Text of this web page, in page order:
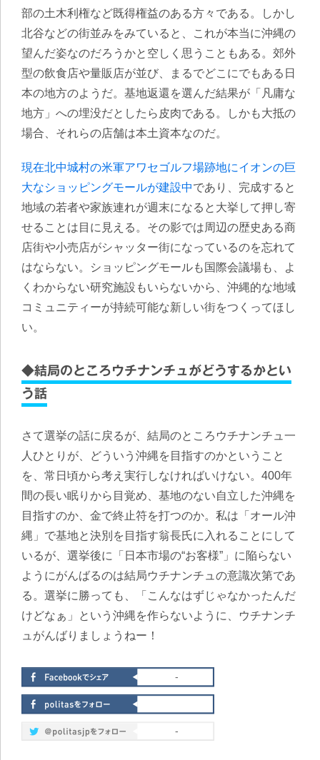
部の土木利権など既得権益のある方々である 。しかし
北谷などの街並みをみていると、これが本当に沖縄の
望んだ姿なのだろうかと空しく思うこともある。郊外
型の飲食店や量販店が並び、まるでどこにでもある日
本の地方のようだ。基地返還を選んだ結果が「凡庸な
地方」への埋没だとしたら皮肉である。しかも大抵の
場合、それらの店舗は本土資本なのだ。
現在北中城村の米軍アワセゴルフ場跡地にイオンの巨
大なショッピングモールが建設中であり、完成すると
地域の若者や家族連れが週末になると大挙して押し寄
せることは目に見える。その影では周辺の歴史ある商
店街や小売店がシャッター街になっているのを忘れて
はならない。
ショッピングモールも国際会議場も、よ
くわからない研究施設もいらないから、沖縄的な地域
コミュニティーが持続可能な新しい街をつくってほし
い。
◆結局のところウチナンチュがどうするかとい
う話
さて選挙の話に戻るが、結局のところウチナンチュ一
人ひとりが、どういう沖縄を目指すのかということ
を、常日頃から考え実行しなければいけない。400年
間の長い眠りから目覚め、 基地のない自立した沖縄を
目指すのか、金で終止符を打つのか。私は「オール沖
縄」で基地と決別を目指す翁長氏に入れることにして
いるが、選挙後に「日本市場の“お客様”」に陥らない
ようにがんばるのは結局ウチナンチュの意識次第であ
る。選挙に勝っても、「こんなはずじゃなかったんだ
けどなぁ」という沖縄を作らないように、ウチナンチ
ュがんばりましょうねー！
-
-